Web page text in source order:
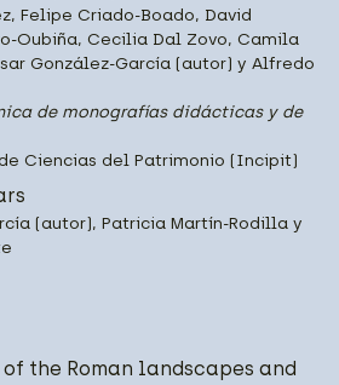
Felipe Criado-Boado, David
Oubiña, Cecilia Dal Zovo, Camila
González-García (autor) y Alfredo
de monografías didácticas y de
Ciencias del Patrimonio (Incipit)
(autor), Patricia Martín-Rodilla y
the Roman landscapes and